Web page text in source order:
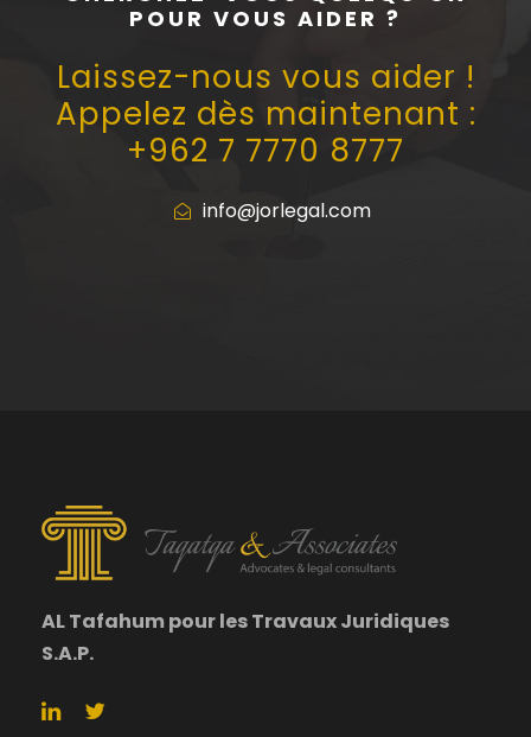
POUR VOUS AIDER ?
Laissez-nous vous aider !
Appelez dès maintenant :
+962 7 7770 8777
info@jorlegal.com
AL Tafahum pour les Travaux Juridiques
S.A.P.